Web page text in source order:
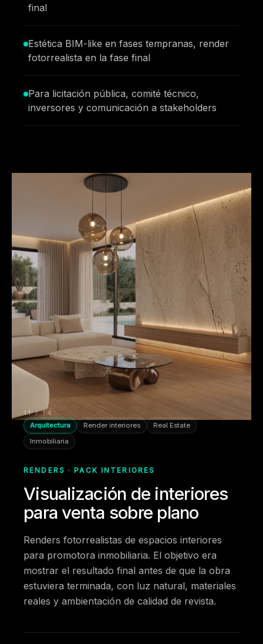
final
Estética BIM-like en fases tempranas, render
fotorrealista en la fase final
Para licitación pública, comité técnico,
inversores y comunicación a stakeholders
11 / 14
Arquitectura
Render interiores
Real Estate
Inmobiliaria
RENDERS · PACK INTERIORES
Visualización de interiores
para venta sobre plano
Renders fotorrealistas de espacios interiores
para promotora inmobiliaria. El objetivo era
mostrar el resultado final antes de que la obra
estuviera terminada, con luz natural, materiales
reales y ambientación de calidad de revista.